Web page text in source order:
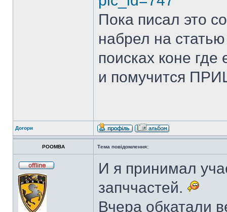
Пока писал это
набрел на
поисках коне где
и помучится
Догори
POOMBA Тема повідомлення:
И я принимал
запччастей.
Вчера обкатали